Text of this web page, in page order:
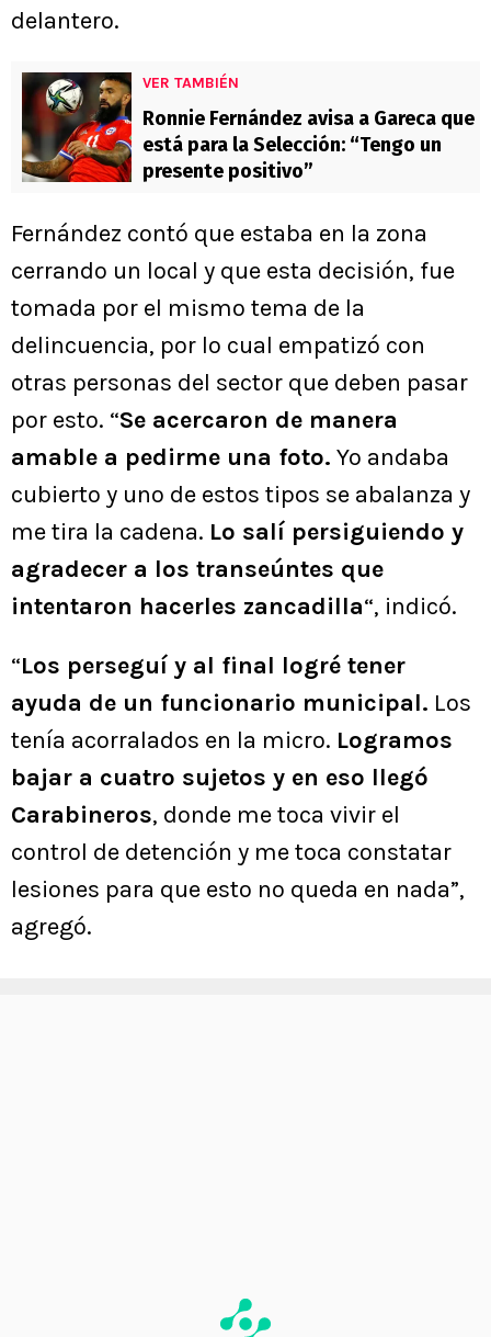
delantero.
VER TAMBIÉN
Ronnie Fernández avisa a Gareca que
está para la Selección: “Tengo un
presente positivo”
Fernández contó que estaba en la zona
cerrando un local y que esta decisión, fue
tomada por el mismo tema de la
delincuencia, por lo cual empatizó con
otras personas del sector que deben pasar
por esto. “Se acercaron de manera
amable a pedirme una foto. Yo andaba
cubierto y uno de estos tipos se abalanza y
me tira la cadena. Lo salí persiguiendo y
agradecer a los transeúntes que
intentaron hacerles zancadilla“, indicó.
“Los perseguí y al final logré tener
ayuda de un funcionario municipal. Los
tenía acorralados en la micro. Logramos
bajar a cuatro sujetos y en eso llegó
Carabineros, donde me toca vivir el
control de detención y me toca constatar
lesiones para que esto no queda en nada”,
agregó.